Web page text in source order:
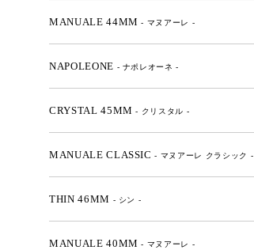
MANUALE 44MM- マヌアーレ -
NAPOLEONE - ナポレオーネ -
CRYSTAL 45MM- クリスタル -
MANUALE CLASSIC- マヌアーレ クラシック -
THIN 46MM - シン -
MANUALE 40MM- マヌアーレ -